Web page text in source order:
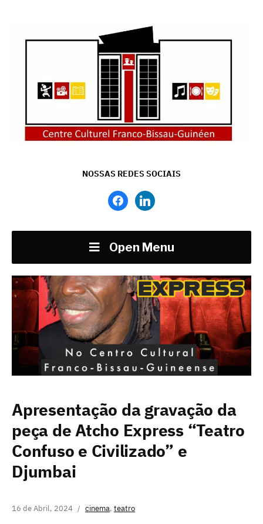
NOSSAS REDES SOCIAIS
facebooklinkedin
Open Menu
Apresentação da gravação da
peça de Atcho Express “Teatro
Confuso e Civilizado” e
Djumbai
16 de Abril, 2024 cinema, teatro